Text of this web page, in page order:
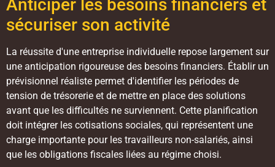
Anticiper les besoins financiers et
sécuriser son activité
La réussite d'une entreprise individuelle repose largement sur
une anticipation rigoureuse des besoins financiers. Établir un
prévisionnel réaliste permet d'identifier les périodes de
tension de trésorerie et de mettre en place des solutions
avant que les difficultés ne surviennent. Cette planification
doit intégrer les cotisations sociales, qui représentent une
charge importante pour les travailleurs non-salariés, ainsi
que les obligations fiscales liées au régime choisi.